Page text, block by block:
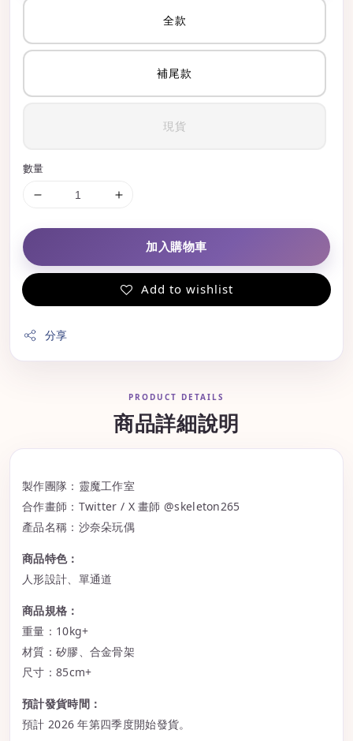
全款
補尾款
現貨
數量
加入購物車
Add to wishlist
分享
PRODUCT DETAILS
商品詳細說明
製作團隊：靈魔工作室
合作畫師：Twitter / X 畫師 @skeleton265
產品名稱：沙奈朵玩偶
商品特色：
人形設計、單通道
商品規格：
重量：10kg+
材質：矽膠、合金骨架
尺寸：85cm+
預計發貨時間：
預計 2026 年第四季度開始發貨。